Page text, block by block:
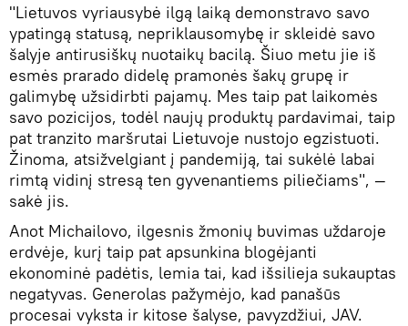
"Lietuvos vyriausybė ilgą laiką demonstravo savo
ypatingą statusą, nepriklausomybę ir skleidė savo
šalyje antirusiškų nuotaikų bacilą. Šiuo metu jie iš
esmės prarado didelę pramonės šakų grupę ir
galimybę užsidirbti pajamų. Mes taip pat laikomės
savo pozicijos, todėl naujų produktų pardavimai, taip
pat tranzito maršrutai Lietuvoje nustojo egzistuoti.
Žinoma, atsižvelgiant į pandemiją, tai sukėlė labai
rimtą vidinį stresą ten gyvenantiems piliečiams", —
sakė jis.
Anot Michailovo, ilgesnis žmonių buvimas uždaroje
erdvėje, kurį taip pat apsunkina blogėjanti
ekonominė padėtis, lemia tai, kad išsilieja sukauptas
negatyvas. Generolas pažymėjo, kad panašūs
procesai vyksta ir kitose šalyse, pavyzdžiui, JAV.